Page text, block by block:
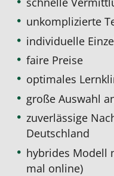
unkomplizierte
individuelle
faire Preise
optimales
große Auswahl
zuverlässige
Deutschland
hybrides Modell
mal online)